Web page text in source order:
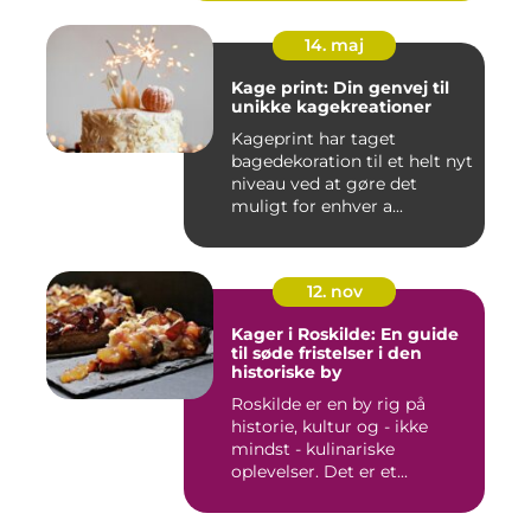
14. maj
Kage print: Din genvej til
unikke kagekreationer
Kageprint har taget
bagedekoration til et helt nyt
niveau ved at gøre det
muligt for enhver a...
12. nov
Kager i Roskilde: En guide
til søde fristelser i den
historiske by
Roskilde er en by rig på
historie, kultur og - ikke
mindst - kulinariske
oplevelser. Det er et...